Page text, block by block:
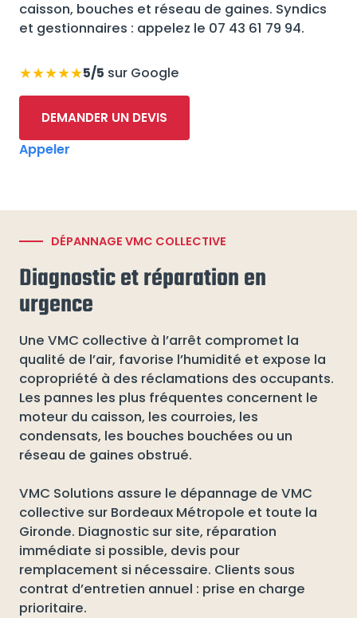
caisson, bouches et réseau de gaines. Syndics
et gestionnaires : appelez le 07 43 61 79 94.
★★★★★5/5 sur Google
DEMANDER UN DEVIS
Appeler
DÉPANNAGE VMC COLLECTIVE
Diagnostic et réparation en
urgence
Une VMC collective à l’arrêt compromet la
qualité de l’air, favorise l’humidité et expose la
copropriété à des réclamations des occupants.
Les pannes les plus fréquentes concernent le
moteur du caisson, les courroies, les
condensats, les bouches bouchées ou un
réseau de gaines obstrué.
VMC Solutions assure le dépannage de VMC
collective sur Bordeaux Métropole et toute la
Gironde. Diagnostic sur site, réparation
immédiate si possible, devis pour
remplacement si nécessaire. Clients sous
contrat d’entretien annuel : prise en charge
prioritaire.